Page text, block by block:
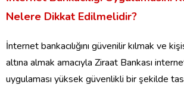
Nelere Dikkat Edilmelidir?
İnternet bankacılığını güvenilir kılmak ve
altına almak amacıyla Ziraat Bankası internet
uygulaması yüksek güvenlikli bir şekilde